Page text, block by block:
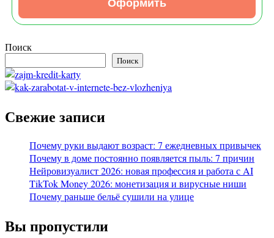
Оформить
Поиск
Поиск
Свежие записи
Почему руки выдают возраст: 7 ежедневных привычек
Почему в доме постоянно появляется пыль: 7 причин
Нейровизуалист 2026: новая профессия и работа с AI
TikTok Money 2026: монетизация и вирусные ниши
Почему раньше бельё сушили на улице
Вы пропустили